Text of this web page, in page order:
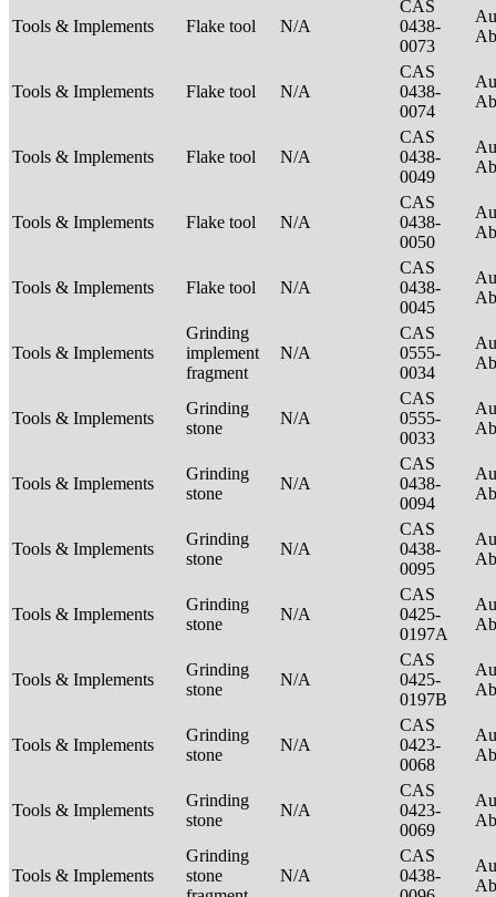
Tools & Implements Flake tool N/A
CAS
0438-
0073
Tools & Implements Flake tool N/A
CAS
0438-
0074
Tools & Implements Flake tool N/A
CAS
0438-
0049
Tools & Implements Flake tool N/A
CAS
0438-
0050
Tools & Implements Flake tool N/A
CAS
0438-
0045
Tools & Implements
Grinding
implement
fragment
N/A
CAS
0555-
0034
Tools & Implements
Grinding
stone
N/A
CAS
0555-
0033
Tools & Implements
Grinding
stone
N/A
CAS
0438-
0094
Tools & Implements
Grinding
stone
N/A
CAS
0438-
0095
Tools & Implements
Grinding
stone
N/A
CAS
0425-
0197A
Tools & Implements
Grinding
stone
N/A
CAS
0425-
0197B
Tools & Implements
Grinding
stone
N/A
CAS
0423-
0068
Tools & Implements
Grinding
stone
N/A
CAS
0423-
0069
Tools & Implements
Grinding
stone
N/A
CAS
0438-